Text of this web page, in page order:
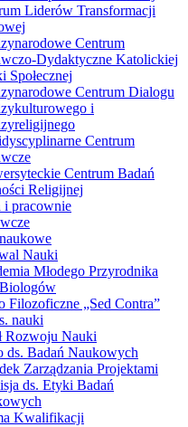
Liderów Transformacji
Centrum
Dydaktyczne Katolickiej
Społecznej
Centrum Dialogu
i
Centrum
Centrum Badań
Religijnej
i pracownie
Nauki
Młodego Przyrodnika
Filozoficzne „Sed Contra”
nauki
Rozwoju Nauki
ds. Badań Naukowych
Zarządzania Projektami
ds. Etyki Badań
Kwalifikacji